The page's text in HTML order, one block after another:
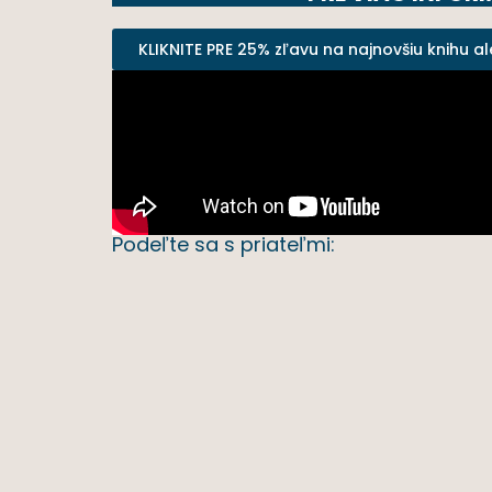
KLIKNITE PRE 25% zľavu na najnovšiu knihu
Podeľte sa s priateľmi: